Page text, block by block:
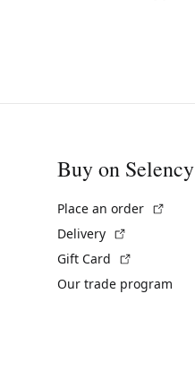
Buy on Selency
Place an order
Delivery
Gift Card
Our trade program